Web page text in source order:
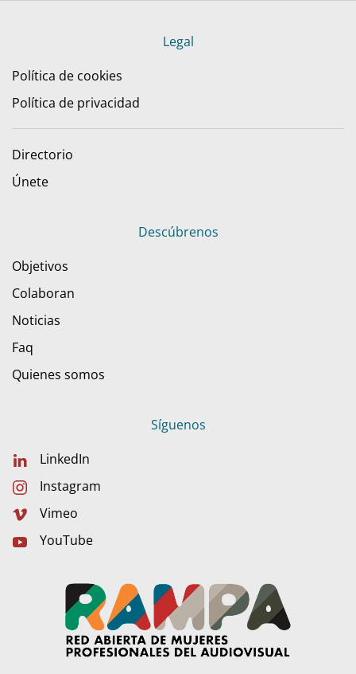
Legal
Política de cookies
Política de privacidad
Directorio
Únete
Descúbrenos
Objetivos
Colaboran
Noticias
Faq
Quienes somos
Síguenos
LinkedIn
Instagram
Vimeo
YouTube